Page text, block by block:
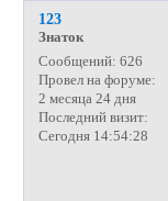
123
Знаток
Сообщений: 626
Провел на форуме:
2 месяца 24 дня
Последний визит:
Сегодня 14:54:28